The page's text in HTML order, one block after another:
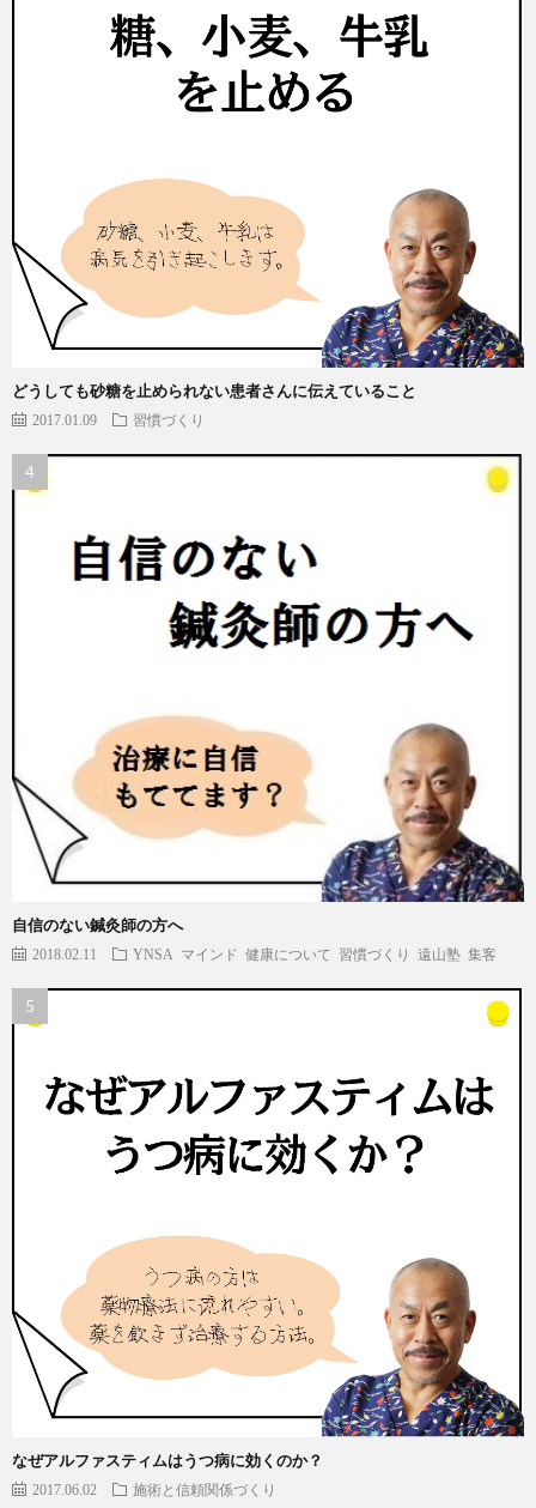
どうしても砂糖を止められない患者さんに伝えていること
2017.01.09 習慣づくり
自信のない鍼灸師の方へ
2018.02.11 YNSA マインド 健康について 習慣づくり 遠山塾 集客
なぜアルファスティムはうつ病に効くのか？
2017.06.02 施術と信頼関係づくり